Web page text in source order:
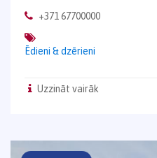
+371 67700000
Ēdieni & dzērieni
Uzzināt vairāk